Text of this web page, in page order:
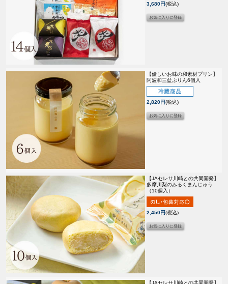
3,680円(税込)
【優しいお味の和素材プリン】
阿波和三盆ぷりん6個入
2,820円(税込)
【JAセレサ川崎との共同開発】
多摩川梨のみるくまんじゅう
（10個入）
2,450円(税込)
【JAセレサ川崎との共同開発】